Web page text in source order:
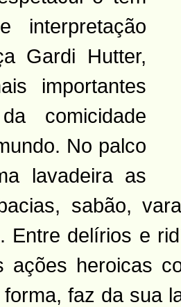
interpretação
Gardi Hutter,
importantes
comicidade
No palco
lavadeira as
sabão,
Entre delírios e
ações heroicas
faz da sua